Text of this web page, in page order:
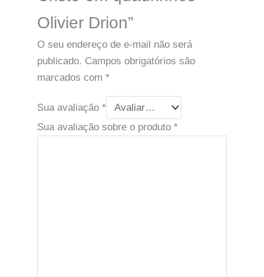
Olivier Drion”
O seu endereço de e-mail não será
publicado. Campos obrigatórios são
marcados com *
Sua avaliação *
Sua avaliação sobre o produto *